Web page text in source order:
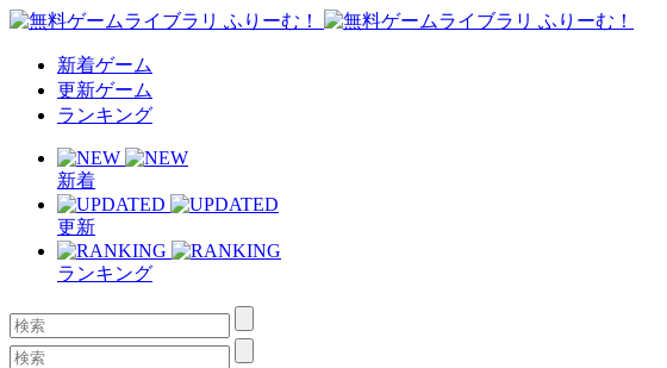
新着ゲーム
更新ゲーム
ランキング
新着
更新
ランキング